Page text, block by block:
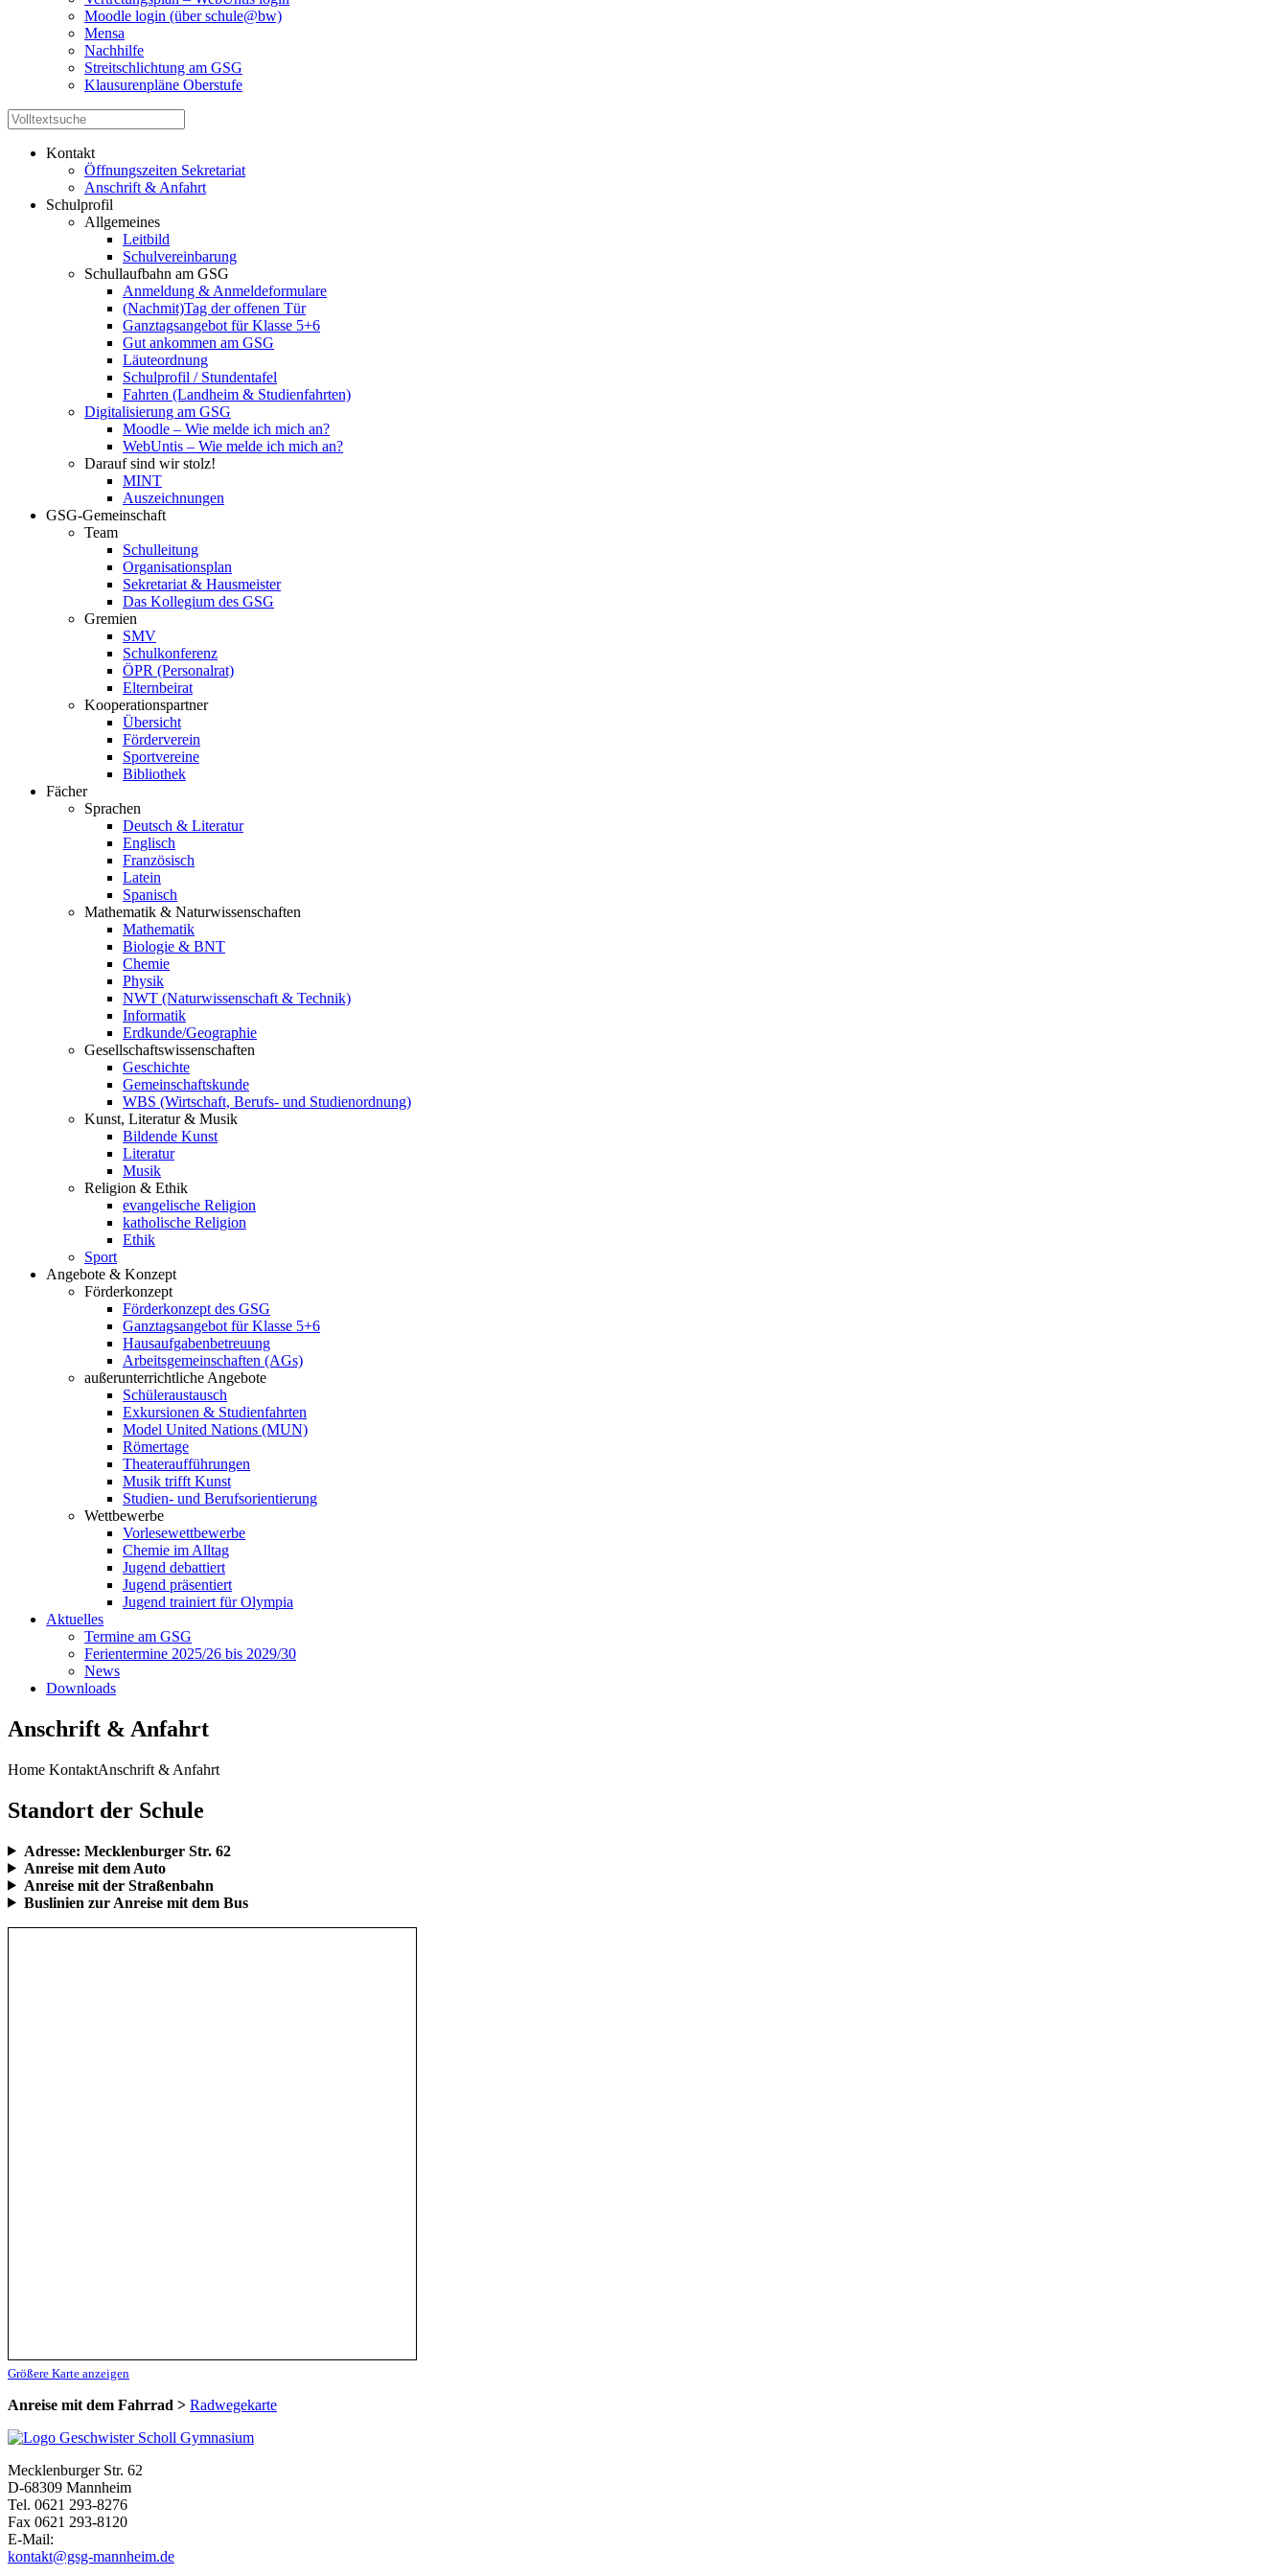
Moodle login (über schule@bw)
Mensa
Nachhilfe
Streitschlichtung am GSG
Klausurenpläne Oberstufe
Kontakt
Öffnungszeiten Sekretariat
Anschrift & Anfahrt
Schulprofil
Allgemeines
Leitbild
Schulvereinbarung
Schullaufbahn am GSG
Anmeldung & Anmeldeformulare
(Nachmit)Tag der offenen Tür
Ganztagsangebot für Klasse 5+6
Gut ankommen am GSG
Läuteordnung
Schulprofil / Stundentafel
Fahrten (Landheim & Studienfahrten)
Digitalisierung am GSG
Moodle – Wie melde ich mich an?
WebUntis – Wie melde ich mich an?
Darauf sind wir stolz!
MINT
Auszeichnungen
GSG-Gemeinschaft
Team
Schulleitung
Organisationsplan
Sekretariat & Hausmeister
Das Kollegium des GSG
Gremien
SMV
Schulkonferenz
ÖPR (Personalrat)
Elternbeirat
Kooperationspartner
Übersicht
Förderverein
Sportvereine
Bibliothek
Fächer
Sprachen
Deutsch & Literatur
Englisch
Französisch
Latein
Spanisch
Mathematik & Naturwissenschaften
Mathematik
Biologie & BNT
Chemie
Physik
NWT (Naturwissenschaft & Technik)
Informatik
Erdkunde/Geographie
Gesellschaftswissenschaften
Geschichte
Gemeinschaftskunde
WBS (Wirtschaft, Berufs- und Studienordnung)
Kunst, Literatur & Musik
Bildende Kunst
Literatur
Musik
Religion & Ethik
evangelische Religion
katholische Religion
Ethik
Sport
Angebote & Konzept
Förderkonzept
Förderkonzept des GSG
Ganztagsangebot für Klasse 5+6
Hausaufgabenbetreuung
Arbeitsgemeinschaften (AGs)
außerunterrichtliche Angebote
Schüleraustausch
Exkursionen & Studienfahrten
Model United Nations (MUN)
Römertage
Theateraufführungen
Musik trifft Kunst
Studien- und Berufsorientierung
Wettbewerbe
Vorlesewettbewerbe
Chemie im Alltag
Jugend debattiert
Jugend präsentiert
Jugend trainiert für Olympia
Aktuelles
Termine am GSG
Ferientermine 2025/26 bis 2029/30
News
Downloads
Anschrift & Anfahrt
Home KontaktAnschrift & Anfahrt
Standort der Schule
Adresse: Mecklenburger Str. 62
Anreise mit dem Auto
Anreise mit der Straßenbahn
Buslinien zur Anreise mit dem Bus
Größere Karte anzeigen
Anreise mit dem Fahrrad > Radwegekarte
Mecklenburger Str. 62
D-68309 Mannheim
Tel. 0621 293-8276
Fax 0621 293-8120
E-Mail:
kontakt@gsg-mannheim.de